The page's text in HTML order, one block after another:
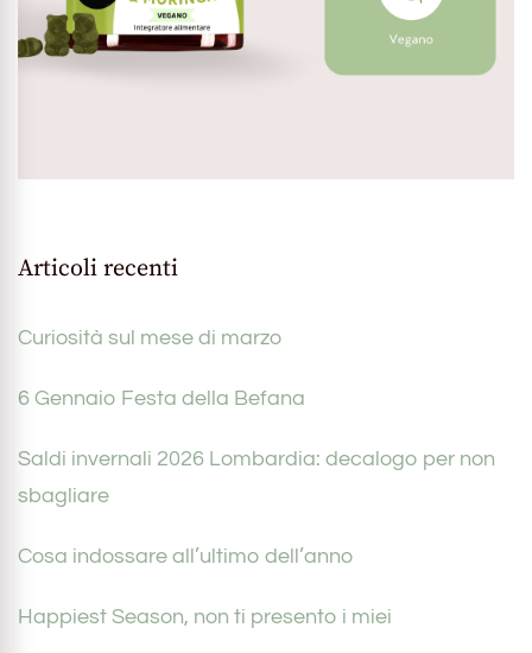
Articoli recenti
Curiosità sul mese di marzo
6 Gennaio Festa della Befana
Saldi invernali 2026 Lombardia: decalogo per non
sbagliare
Cosa indossare all’ultimo dell’anno
Happiest Season, non ti presento i miei